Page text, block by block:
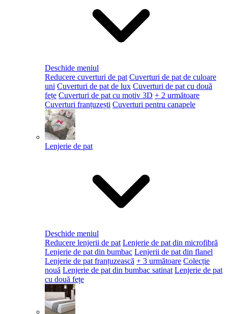
Deschide meniul
Reducere cuverturi de pat Cuverturi de pat de culoare
uni Cuverturi de pat de lux Cuverturi de pat cu două
fețe Cuverturi de pat cu motiv 3D + 2 următoare
Cuverturi franțuzești Cuverturi pentru canapele
Lenjerie de pat
Deschide meniul
Reducere lenjerii de pat Lenjerie de pat din microfibră
Lenjerie de pat din bumbac Lenjerii de pat din flanel
Lenjerie de pat franțuzească + 3 următoare Colecție
nouă Lenjerie de pat din bumbac satinat Lenjerie de pat
cu două fețe